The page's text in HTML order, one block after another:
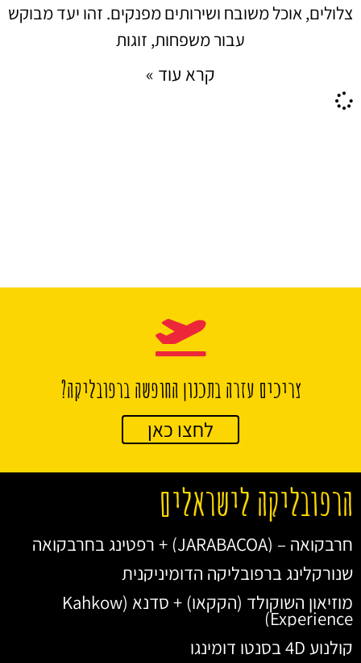
צלולים, אוכל משובח ושירותים מפנקים. זהו יעד מבוקש
עבור משפחות, זוגות
קרא עוד »
צריכים עזרה בתכנון החופשה ברפובליקה?
לחצו כאן
הרפובליקה לישראלים
חרבקואה – (JARABACOA) + רפטינג בחרבקואה
שנורקלינג ברפובליקה הדומיניקנית
מוזיאון השוקולד (הקקאו) + סדנא (Kahkow
Experience)
קולנוע 4D בסנטו דומינגו